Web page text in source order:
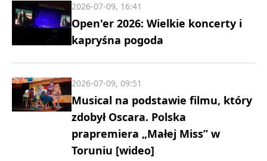
Open'er 2026: Wielkie koncerty i
kapryśna pogoda
2026-07-09, 16:41
Musical na podstawie filmu, który
zdobył Oscara. Polska
prapremiera „Małej Miss” w
Toruniu [wideo]
2026-07-09, 09:51